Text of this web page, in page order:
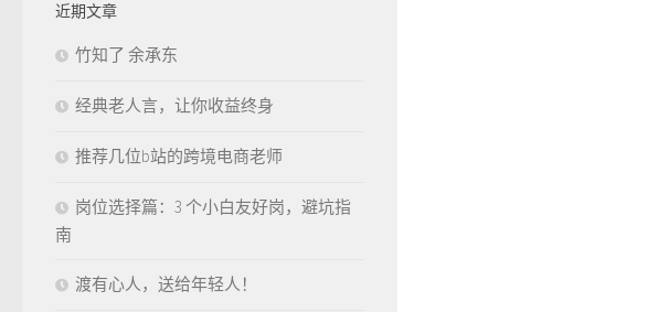
近期文章
竹知了 余承东
经典老人言，让你收益终身
推荐几位b站的跨境电商老师
岗位选择篇：3 个小白友好岗，避坑指
南
渡有心人，送给年轻人！